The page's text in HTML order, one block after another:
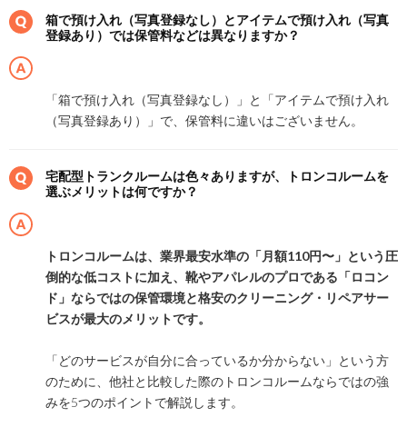
箱で預け入れ（写真登録なし）とアイテムで預け入れ（写真
登録あり）では保管料などは異なりますか？
「箱で預け入れ（写真登録なし）」と「アイテムで預け入れ
（写真登録あり）」で、保管料に違いはございません。
宅配型トランクルームは色々ありますが、トロンコルームを
選ぶメリットは何ですか？
トロンコルームは、業界最安水準の「月額110円〜」という圧
倒的な低コストに加え、靴やアパレルのプロである「ロコン
ド」ならではの保管環境と格安のクリーニング・リペアサー
ビスが最大のメリットです。
「どのサービスが自分に合っているか分からない」という方
のために、他社と比較した際のトロンコルームならではの強
みを5つのポイントで解説します。